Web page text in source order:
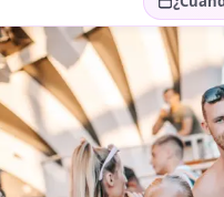
HUÉSPEDES
2